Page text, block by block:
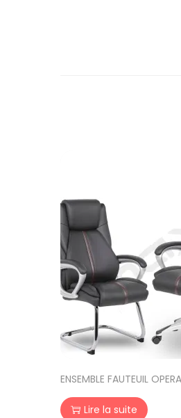
ENSEMBLE FAUTEUIL
Lire la suite